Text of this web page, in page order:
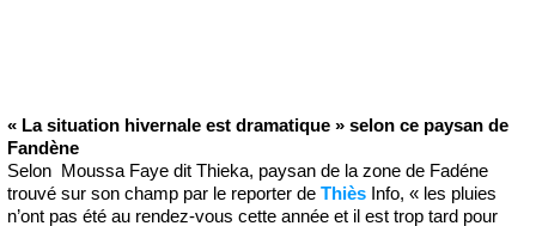
« La situation hivernale est dramatique » selon ce paysan de
Fandène
Selon Moussa Faye dit Thieka, paysan de la zone de Fadéne
trouvé sur son champ par le reporter de Thiès Info, « les pluies
n’ont pas été au rendez-vous cette année et il est trop tard pour